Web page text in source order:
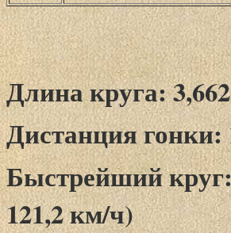
Длина круга:
Дистанция гонки:
Быстрейший
121,2 км/ч)